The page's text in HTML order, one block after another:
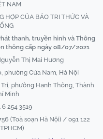
NAM
HỢP CỦA BÁO TRI THỨC VÀ
thanh, truyền hình và Thông
thông cấp ngày 08/07/2021
Thị Mai Hương
phường Cửa Nam, Hà Nội
phường Hạnh Thông, Thành
Minh
6 254 3519
(Toà soạn Hà Nội) / 091 122